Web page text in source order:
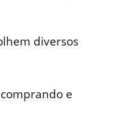
diversos
e